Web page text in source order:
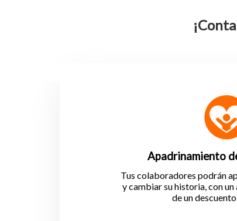
Apadrinamiento
Tus colaboradores podrán
y cambiar su historia, con
de un